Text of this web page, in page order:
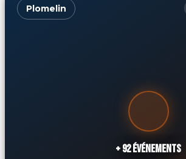
Plomelin
+ 92 ÉVÉNEMENTS